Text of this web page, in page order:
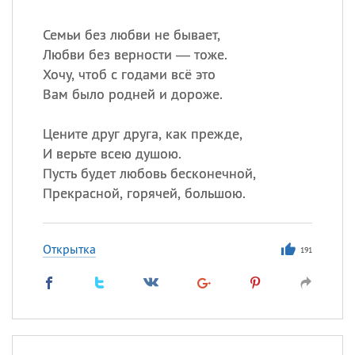
Семьи без любви не бывает,
Любви без верности — тоже.
Хочу, чтоб с годами всё это
Вам было родней и дороже.
Цените друг друга, как прежде,
И верьте всею душою.
Пусть будет любовь бесконечной,
Прекрасной, горячей, большою.
Открытка 191